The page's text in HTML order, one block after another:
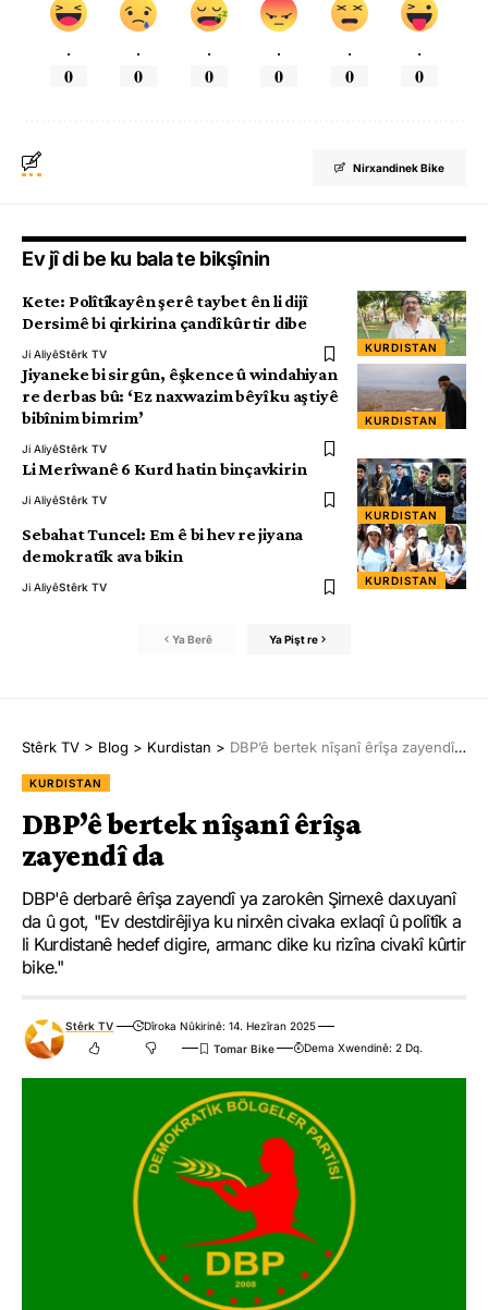
.
0
.
0
.
0
.
0
.
0
.
0
Nirxandinek Bike
Ev jî di be ku bala te bikşînin
KURDISTAN
Kete: Polîtîkayên şerê taybet ên li dijî
Dersimê bi qirkirina çandî kûrtir dibe
Ji AliyêStêrk TV
KURDISTAN
Jiyaneke bi sirgûn, êşkence û windahiyan
re derbas bû: ‘Ez naxwazim bêyî ku aştiyê
bibînim bimrim’
Ji AliyêStêrk TV
KURDISTAN
Li Merîwanê 6 Kurd hatin binçavkirin
Ji AliyêStêrk TV
KURDISTAN
Sebahat Tuncel: Em ê bi hev re jiyana
demokratîk ava bikin
Ji AliyêStêrk TV
Ya Berê Ya Pişt re
Stêrk TV > Blog > Kurdistan > DBP’ê bertek nîşanî êrîşa zayendî da
KURDISTAN
DBP’ê bertek nîşanî êrîşa
zayendî da
DBP'ê derbarê êrîşa zayendî ya zarokên Şirnexê daxuyanî
da û got, "Ev destdirêjiya ku nirxên civaka exlaqî û polîtîk a
li Kurdistanê hedef digire, armanc dike ku rizîna civakî kûrtir
bike."
Stêrk TV
Dîroka Nûkirinê: 14. Hezîran 2025
Dema Xwendinê: 2 Dq.